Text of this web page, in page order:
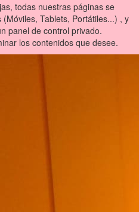
todas nuestras páginas se
Tablets, Portátiles...) , y
panel de control privado.
los contenidos que desee.